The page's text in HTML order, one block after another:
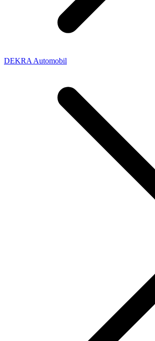
DEKRA Automobil